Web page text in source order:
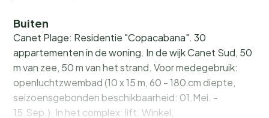
Buiten
Canet Plage: Residentie "Copacabana". 30
appartementen in de woning. In de wijk Canet Sud, 50
m van zee, 50 m van het strand. Voor medegebruik:
openluchtzwembad (10 x 15 m, 60 - 180 cm diepte,
seizoensgebonden beschikbaarheid: 01.Mei. -
15.Sep.). In het complex: lift. Winkel,